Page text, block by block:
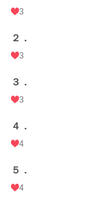
3
２．
3
３．
3
４．
4
５．
4